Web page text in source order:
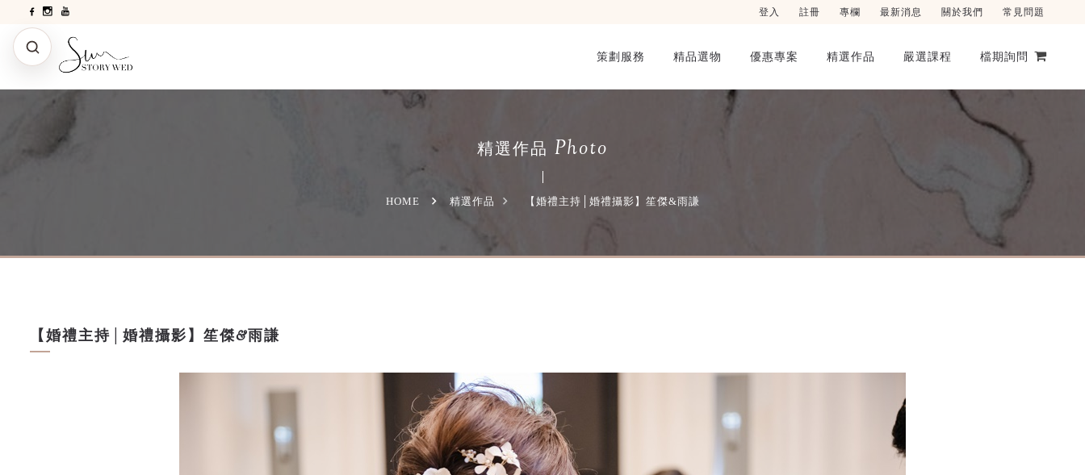
登入 註冊 專欄 最新消息 關於我們 常見問題
策劃服務 精品選物 優惠專案 精選作品 嚴選課程 檔期詢問
精選作品 Photo
HOME 精選作品 【婚禮主持│婚禮攝影】笙傑&雨謙
【婚禮主持│婚禮攝影】笙傑&雨謙